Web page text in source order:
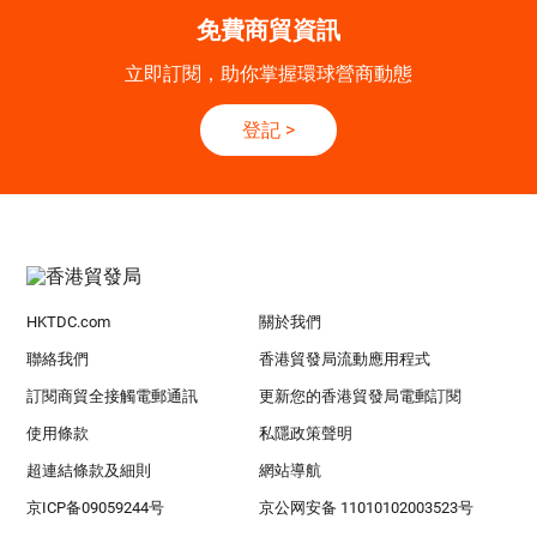
免費商貿資訊
立即訂閱，助你掌握環球營商動態
登記 >
HKTDC.com 關於我們
聯絡我們 香港貿發局流動應用程式
訂閱商貿全接觸電郵通訊 更新您的香港貿發局電郵訂閱
使用條款 私隱政策聲明
超連結條款及細則 網站導航
京ICP备09059244号 京公网安备 11010102003523号